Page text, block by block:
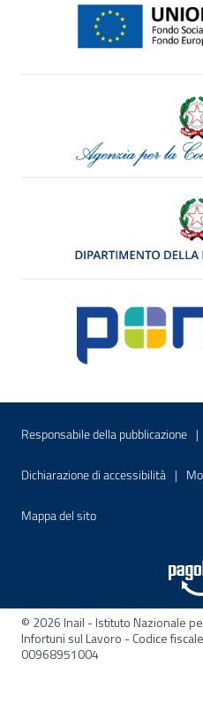
Menu di servizio
Responsabile della pubblicazione
Dichiarazione di accessibilità Sito
Mappa del sitoSito interno - Apre
© 2026 Inail - Istituto Nazionale
Infortuni sul Lavoro - Codice
00968951004